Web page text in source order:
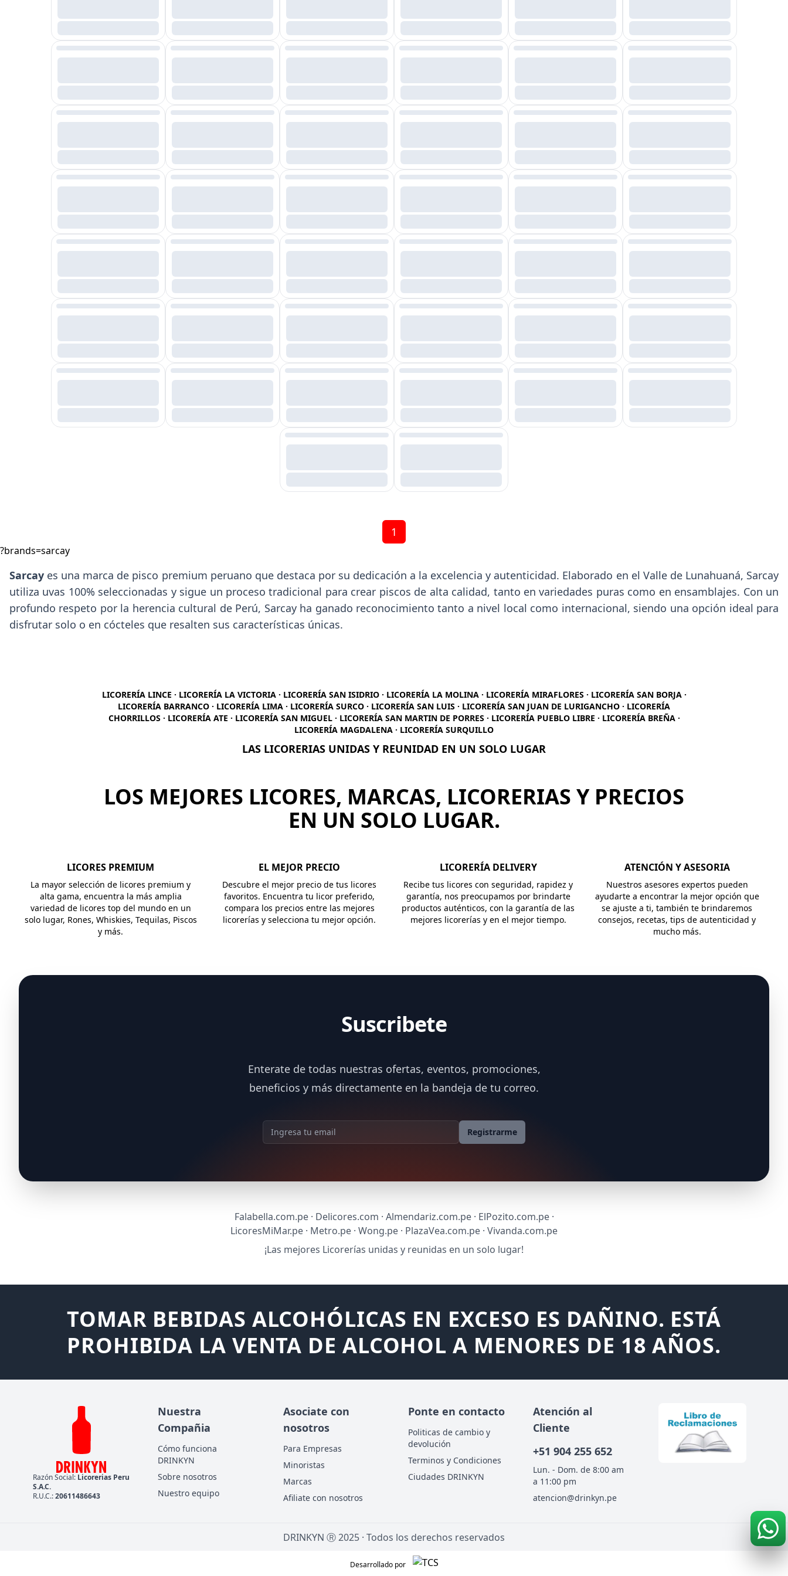
1
?brands=sarcay
Sarcay es una marca de pisco premium peruano que destaca por su dedicación a la excelencia y autenticidad. Elaborado en el Valle de Lunahuaná, Sarcay
utiliza uvas 100% seleccionadas y sigue un proceso tradicional para crear piscos de alta calidad, tanto en variedades puras como en ensamblajes. Con un
profundo respeto por la herencia cultural de Perú, Sarcay ha ganado reconocimiento tanto a nivel local como internacional, siendo una opción ideal para
disfrutar solo o en cócteles que resalten sus características únicas.
LICORERÍA LINCE · LICORERÍA LA VICTORIA · LICORERÍA SAN ISIDRIO · LICORERÍA LA MOLINA · LICORERÍA MIRAFLORES · LICORERÍA SAN BORJA ·
LICORERÍA BARRANCO · LICORERÍA LIMA · LICORERÍA SURCO · LICORERÍA SAN LUIS · LICORERÍA SAN JUAN DE LURIGANCHO · LICORERÍA
CHORRILLOS · LICORERÍA ATE · LICORERÍA SAN MIGUEL · LICORERÍA SAN MARTIN DE PORRES · LICORERÍA PUEBLO LIBRE · LICORERÍA BREÑA ·
LICORERÍA MAGDALENA · LICORERÍA SURQUILLO
LAS LICORERIAS UNIDAS Y REUNIDAD EN UN SOLO LUGAR
LOS MEJORES LICORES, MARCAS, LICORERIAS Y PRECIOS
EN UN SOLO LUGAR.
LICORES PREMIUM
La mayor selección de licores premium y
alta gama, encuentra la más amplia
variedad de licores top del mundo en un
solo lugar, Rones, Whiskies, Tequilas, Piscos
y más.
EL MEJOR PRECIO
Descubre el mejor precio de tus licores
favoritos. Encuentra tu licor preferido,
compara los precios entre las mejores
licorerías y selecciona tu mejor opción.
LICORERÍA DELIVERY
Recibe tus licores con seguridad, rapidez y
garantía, nos preocupamos por brindarte
productos auténticos, con la garantía de las
mejores licorerías y en el mejor tiempo.
ATENCIÓN Y ASESORIA
Nuestros asesores expertos pueden
ayudarte a encontrar la mejor opción que
se ajuste a ti, también te brindaremos
consejos, recetas, tips de autenticidad y
mucho más.
Suscribete
Enterate de todas nuestras ofertas, eventos, promociones,
beneficios y más directamente en la bandeja de tu correo.
Dirección de correo Registrarme
Falabella.com.pe · Delicores.com · Almendariz.com.pe · ElPozito.com.pe ·
LicoresMiMar.pe · Metro.pe · Wong.pe · PlazaVea.com.pe · Vivanda.com.pe
¡Las mejores Licorerías unidas y reunidas en un solo lugar!
TOMAR BEBIDAS ALCOHÓLICAS EN EXCESO ES DAÑINO. ESTÁ
PROHIBIDA LA VENTA DE ALCOHOL A MENORES DE 18 AÑOS.
Razón Social: Licorerias Peru
S.A.C.
R.U.C.:20611486643
Nuestra
Compañia
Cómo funciona
DRINKYN
Sobre nosotros
Nuestro equipo
Asociate con
nosotros
Para Empresas
Minoristas
Marcas
Afiliate con nosotros
Ponte en contacto
Politicas de cambio y
devolución
Terminos y Condiciones
Ciudades DRINKYN
Atención al
Cliente
+51 904 255 652
Lun. - Dom. de 8:00 am
a 11:00 pm
atencion@drinkyn.pe
DRINKYN Ⓡ2025 · Todos los derechos reservados
Desarrollado por